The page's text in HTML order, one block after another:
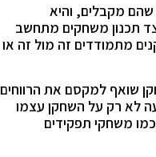
מקבלים, והיא
תכנון משחקים מתחשב
מתמודדים זה מול זה או
שואף למקסם את הרווחים
לא רק על השחקן עצמו
משחקי תפקידים